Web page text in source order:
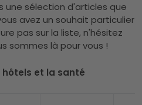
une sélection d'articles que
avez un souhait particulier
pas sur la liste, n'hésitez
sommes là pour vous !
hôtels et la santé